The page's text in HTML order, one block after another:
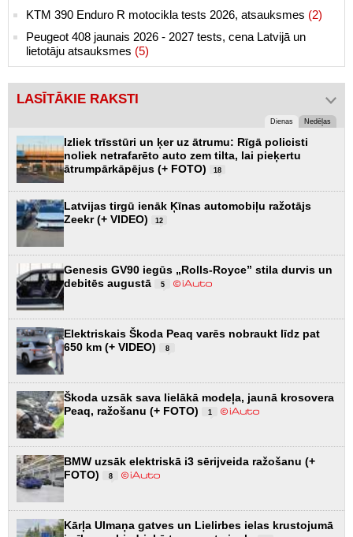
KTM 390 Enduro R motocikla tests 2026, atsauksmes (2)
Peugeot 408 jaunais 2026 - 2027 tests, cena Latvijā un
lietotāju atsauksmes (5)
LASĪTĀKIE RAKSTI
Dienas Nedēļas
Izliek trīsstūri un ķer uz ātrumu: Rīgā policisti
noliek netrafarēto auto zem tilta, lai pieķertu
ātrumpārkāpējus (+ FOTO)
18
Latvijas tirgū ienāk Ķīnas automobiļu ražotājs
Zeekr (+ VIDEO)
12
Genesis GV90 iegūs „Rolls-Royce” stila durvis un
debitēs augustā
5
Elektriskais Škoda Peaq varēs nobraukt līdz pat
650 km (+ VIDEO)
8
Škoda uzsāk sava lielākā modeļa, jaunā krosovera
Peaq, ražošanu (+ FOTO)
1
BMW uzsāk elektriskā i3 sērijveida ražošanu (+
FOTO)
8
Kārļa Ulmaņa gatves un Lielirbes ielas krustojumā